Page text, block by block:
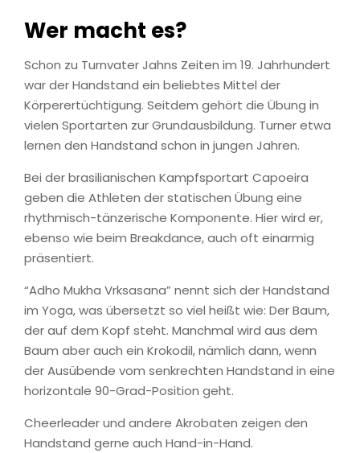
Wer macht es?
Schon zu Turnvater Jahns Zeiten im 19. Jahrhundert
war der Handstand ein beliebtes Mittel der
Körperertüchtigung. Seitdem gehört die Übung in
vielen Sportarten zur Grundausbildung. Turner etwa
lernen den Handstand schon in jungen Jahren.
Bei der brasilianischen Kampfsportart Capoeira
geben die Athleten der statischen Übung eine
rhythmisch-tänzerische Komponente. Hier wird er,
ebenso wie beim Breakdance, auch oft einarmig
präsentiert.
“Adho Mukha Vrksasana” nennt sich der Handstand
im Yoga, was übersetzt so viel heißt wie: Der Baum,
der auf dem Kopf steht. Manchmal wird aus dem
Baum aber auch ein Krokodil, nämlich dann, wenn
der Ausübende vom senkrechten Handstand in eine
horizontale 90-Grad-Position geht.
Cheerleader und andere Akrobaten zeigen den
Handstand gerne auch Hand-in-Hand.